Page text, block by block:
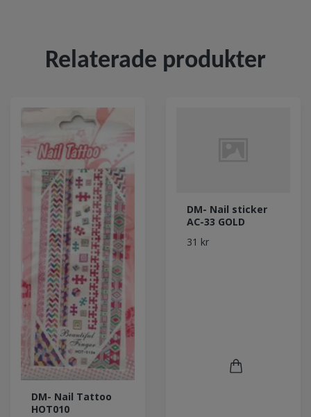
Relaterade produkter
DM- Nail Tattoo
HOT010
DM- Nail sticker
AC-33 GOLD
31 kr